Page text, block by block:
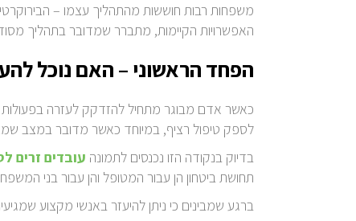
משפחות רבות חוששות מהתהליך עצמו –
האפשרויות הקיימות, מתברר שמדובר בתהליך
הפחד הראשוני – האם נוכל
כאשר אדם מבוגר מתחיל להזדקק לעזרה בפעולות
לספק טיפול רציף, במיוחד כאשר מדובר במצב
בדיוק בנקודה הזו נכנסים לתמונה עובדים זרים
תחושת ביטחון הן עבור המטופל והן עבור בני
ברגע שמבינים כי ניתן להיעזר באנשי מקצוע